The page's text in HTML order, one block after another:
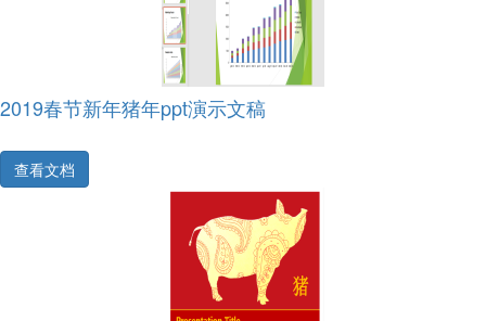
2019春节新年猪年ppt演示文稿
查看文档